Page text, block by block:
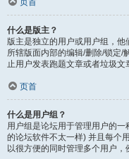
页首
什么是版主？
版主是独立的用户或用户组，
所辖版面内部的编辑/删除/锁定/
止用户发表跑题文章或者垃圾文
页首
什么是用户组？
用户组是论坛用于管理用户的
的论坛软件不太一样) 并且每个
以很方便的同时管理多个用户，